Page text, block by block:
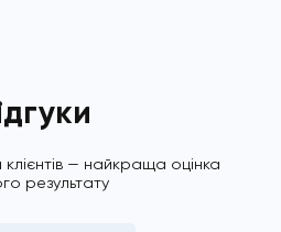
клієнтів — найкраща оцінка
результату